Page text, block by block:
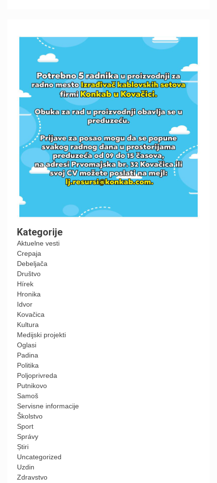
Kategorije
Aktuelne vesti
Crepaja
Debeljača
Društvo
Hírek
Hronika
Idvor
Kovačica
Kultura
Medijski projekti
Oglasi
Padina
Politika
Poljoprivreda
Putnikovo
Samoš
Servisne informacije
Školstvo
Sport
Správy
Știri
Uncategorized
Uzdin
Zdravstvo